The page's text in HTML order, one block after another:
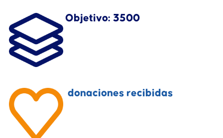
Objetivo: 3500
donaciones recibidas